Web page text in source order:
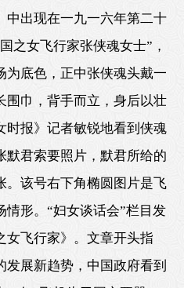
中出现在一九一六年第二十
之女飞行家张侠魂女士”，
为底色，正中张侠魂头戴一
围巾，背手而立，身后以壮
时报》记者敏锐地看到侠魂
默君索要照片，默君所给的
。该号右下角椭圆图片是飞
形。“妇女谈话会”栏目发
女飞行家》。文章开头指
展新趋势，中国政府看到